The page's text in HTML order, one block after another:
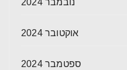
נובמבר 2024
אוקטובר 2024
ספטמבר 2024